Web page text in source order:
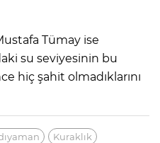
Tümay ise
su seviyesinin bu
hiç şahit olmadıklarını
Kuraklık